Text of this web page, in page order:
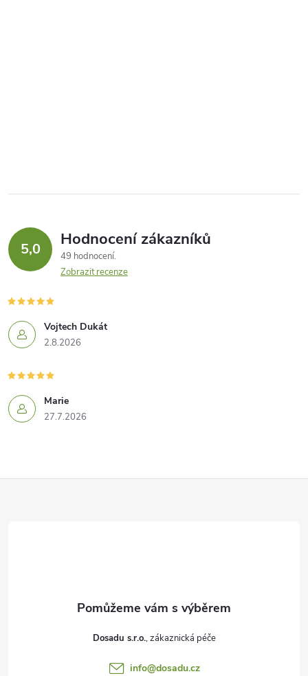
5,0 Hodnocení zákazníků
49 hodnocení
Zobrazit recenze
Vojtech Dukát
2.8.2026
Marie
27.7.2026
Dosadu s.r.o.
info@dosadu.cz